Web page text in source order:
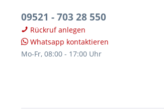
09521 - 703 28 550
Rückruf anlegen
Whatsapp kontaktieren
Mo-Fr, 08:00 - 17:00 Uhr